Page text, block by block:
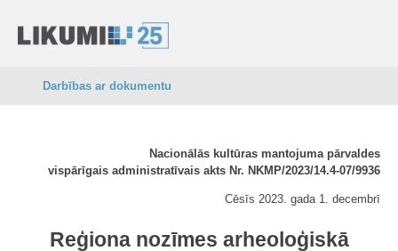
Darbības ar dokumentu
Nacionālās kultūras mantojuma pārvaldes
vispārīgais administratīvais akts Nr. NKMP/2023/14.4-07/9936
Cēsīs 2023. gada 1. decembrī
Reģiona nozīmes arheoloģiskā